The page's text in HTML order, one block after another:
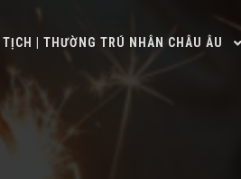
TỊCH | THƯỜNG TRÚ NHÂN CHÂU ÂU